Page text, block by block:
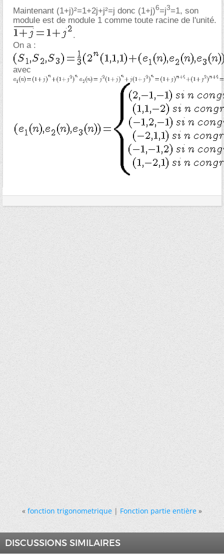
Maintenant (1+j)²=1+2j+j²=j donc (1+j)6=j3=1, son
module est de module 1 comme toute racine de l'unité.
.
On a :
avec
« fonction trigonometrique|Fonction partie entière »
DISCUSSIONS SIMILAIRES